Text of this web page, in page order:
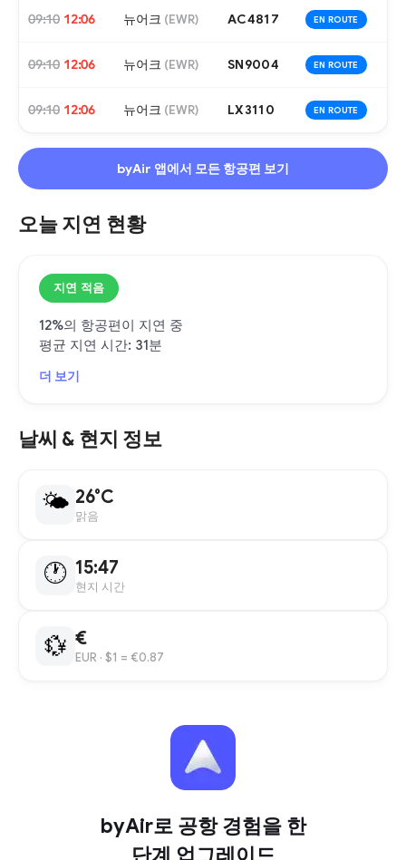
09:10 12:06 뉴어크 (EWR) AC4817 EN ROUTE
09:10 12:06 뉴어크 (EWR) SN9004 EN ROUTE
09:10 12:06 뉴어크 (EWR) LX3110 EN ROUTE
byAir 앱에서 모든 항공편 보기
오늘 지연 현황
지연 적음
12%의 항공편이 지연 중
평균 지연 시간: 31분
더 보기
날씨 & 현지 정보
🌤 26°C
맑음
🕐 15:47
현지 시간
💱 €
EUR · $1 = €0.87
byAir로 공항 경험을 한
단계 업그레이드